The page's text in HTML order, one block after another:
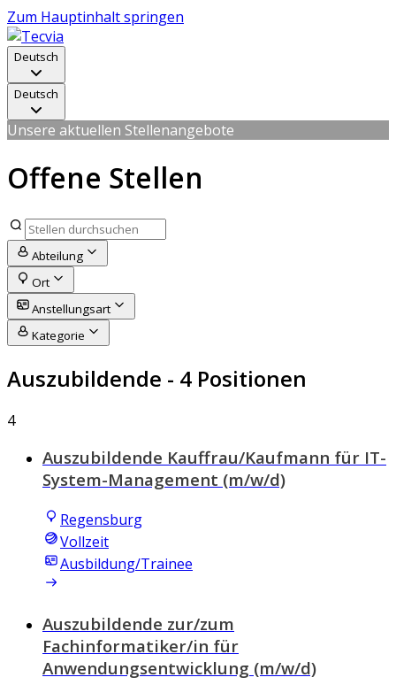
Zum Hauptinhalt springen
Deutsch
Deutsch
Unsere aktuellen Stellenangebote
Offene Stellen
Abteilung
Ort
Anstellungsart
Kategorie
Auszubildende - 4 Positionen
4
Auszubildende Kauffrau/Kaufmann für IT-
System-Management (m/w/d)
Regensburg
Vollzeit
Ausbildung/Trainee
Auszubildende zur/zum
Fachinformatiker/in für
Anwendungsentwicklung (m/w/d)